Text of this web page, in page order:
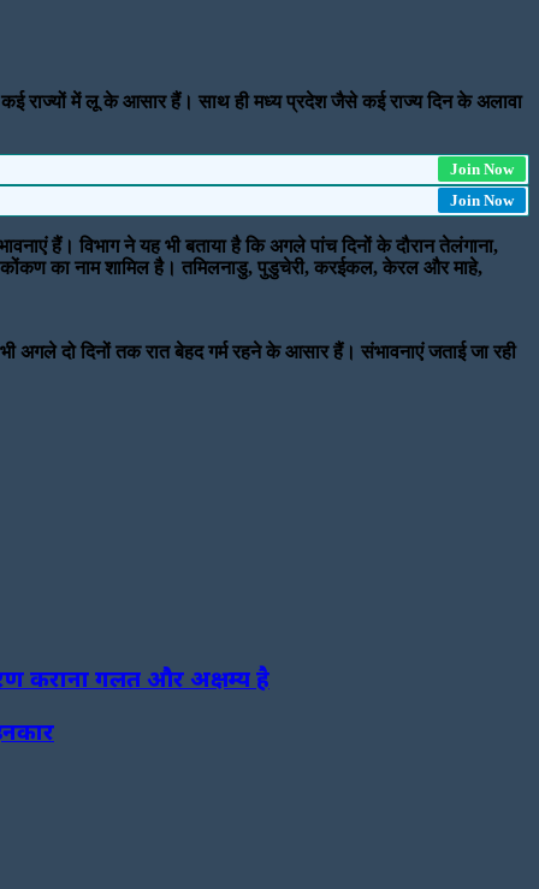
कई राज्यों में लू के आसार हैं। साथ ही मध्य प्रदेश जैसे कई राज्य दिन के अलावा
Join Now
Join Now
हैं। विभाग ने यह भी बताया है कि अगले पांच दिनों के दौरान तेलंगाना,
का नाम शामिल है। तमिलनाडु, पुडुचेरी, करईकल, केरल और माहे,
अगले दो दिनों तक रात बेहद गर्म रहने के आसार हैं। संभावनाएं जताई जा रही
कराना गलत और अक्षम्य है